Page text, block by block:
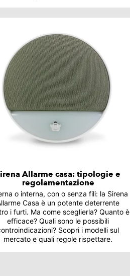
Allarme casa: tipologie e
regolamentazione
o interna, con o senza fili: la Sirena
Casa è un potente deterrente
i furti. Ma come sceglierla? Quanto è
efficace? Quali sono le possibili
Scopri i modelli sul
mercato e quali regole rispettare.